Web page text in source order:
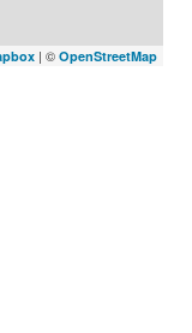
| © OpenStreetMap